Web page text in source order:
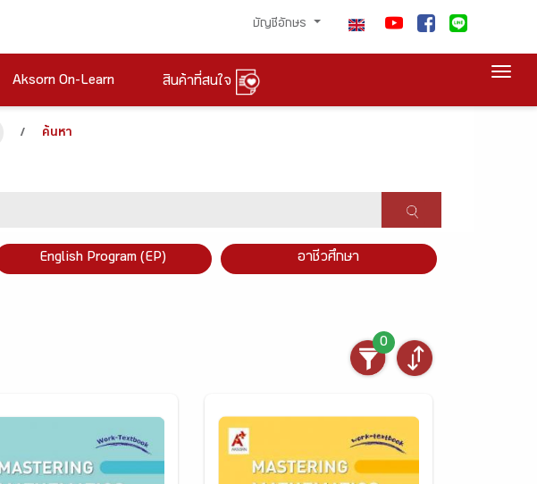
บัญชีอักษร
Aksorn On-Learn สินค้าที่สนใจ
/ ค้นหา
English Program (EP) อาชีวศึกษา
0